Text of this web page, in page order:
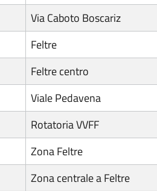
Via Caboto Boscariz
Feltre
Feltre centro
Viale Pedavena
Rotatoria VVFF
Zona Feltre
Zona centrale a Feltre